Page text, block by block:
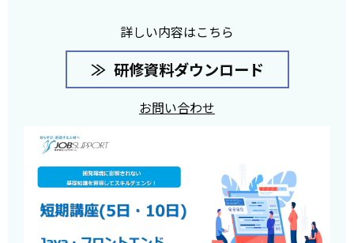
詳しい内容はこちら
研修資料ダウンロード
お問い合わせ